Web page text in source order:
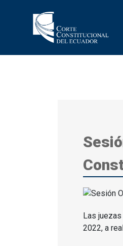
Las
2022, a